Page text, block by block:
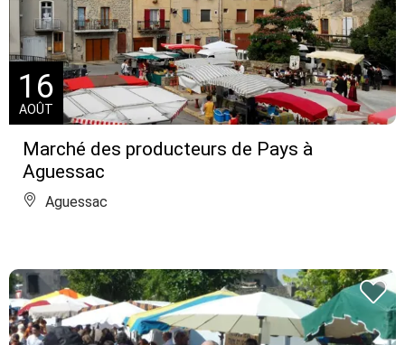
Marché des producteurs de Pays à
Aguessac
16
AOÛT
Aguessac